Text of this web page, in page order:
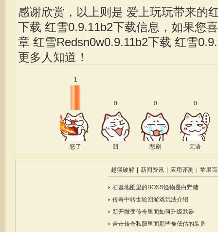
感谢欣赏，以上则是 爱上玩玩带来的
下载 红雪0.9.11b2下载信息，如果您
章 红雪Redsn0w0.9.11b2下载 红雪
更多人知道！
1
怒了
0
囧
0
悲剧
0
无语
越狱破解 新闻资讯 应用评测 苹果
石墓地图里的BOSS怪物是白野猪
传奇中转世轮回游戏玩法介绍
新开微变传奇里面如何升级武器
合击传奇私服里面那些被低估的装备